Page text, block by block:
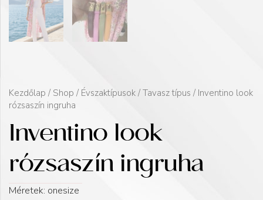
Kezdőlap / Shop / Évszaktípusok / Tavasz típus / Inventino look
rózsaszín ingruha
Inventino look
rózsaszín ingruha
Méretek: onesize